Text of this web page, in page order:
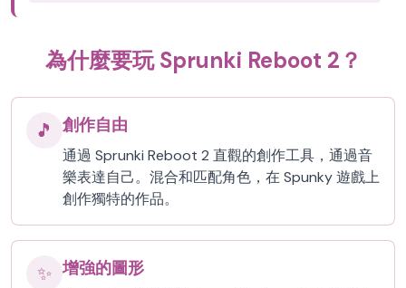
為什麼要玩 Sprunki Reboot 2？
🎵 創作自由
通過 Sprunki Reboot 2 直觀的創作工具，通過音
樂表達自己。混合和匹配角色，在 Spunky 遊戲上
創作獨特的作品。
✨ 增強的圖形